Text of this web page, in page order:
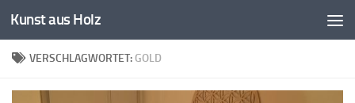
Zum Inhalt springen
Kunst aus Holz
VERSCHLAGWORTET: GOLD